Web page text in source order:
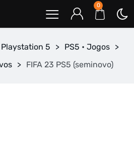
0
Playstation 5 > PS5 • Jogos >
> FIFA 23 PS5 (seminovo)